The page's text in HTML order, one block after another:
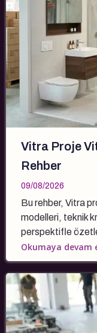
Vitra Proje
Rehber
09/08/2026
Bu rehber, Vitra
modelleri, teknik
perspektifle
Okumaya devam